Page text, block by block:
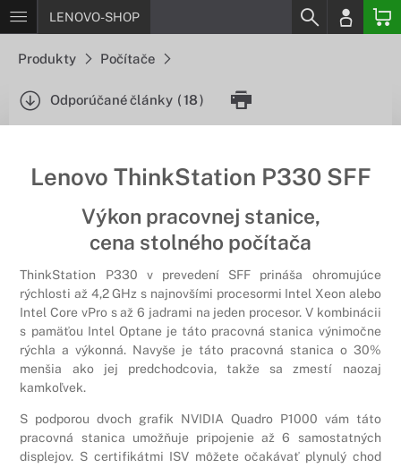
LENOVO-SHOP
Produkty Počítače
Odporúčané články (18)
Lenovo ThinkStation P330 SFF
Výkon pracovnej stanice,
cena stolného počítača
ThinkStation P330 v prevedení SFF prináša ohromujúce
rýchlosti až 4,2 GHz s najnovšími procesormi Intel Xeon alebo
Intel Core vPro s až 6 jadrami na jeden procesor. V kombinácii
s pamäťou Intel Optane je táto pracovná stanica výnimočne
rýchla a výkonná. Navyše je táto pracovná stanica o 30%
menšia ako jej predchodcovia, takže sa zmestí naozaj
kamkoľvek.
S podporou dvoch grafik NVIDIA Quadro P1000 vám táto
pracovná stanica umožňuje pripojenie až 6 samostatných
displejov. S certifikátmi ISV môžete očakávať plynulý chod